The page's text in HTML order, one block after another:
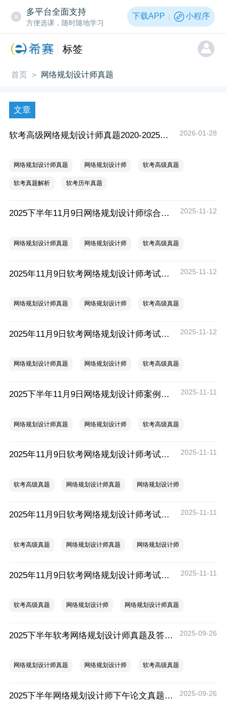
多平台全面支持
方便选课，随时随地学习
下载APP 小程序
标签
首页 > 网络规划设计师真题
文章
软考高级网络规划设计师真题2020-2025年汇总 2026-01-28
网络规划设计师真题 网络规划设计师 软考高级真题
软考真题解析 软考历年真题
2025下半年11月9日网络规划设计师综合知识真题汇总 2025-11-12
网络规划设计师真题 网络规划设计师 软考高级真题
2025年11月9日软考网络规划设计师考试《综合知识》真题（2） 2025-11-12
网络规划设计师真题 网络规划设计师 软考高级真题
2025年11月9日软考网络规划设计师考试《综合知识》真题（1） 2025-11-12
网络规划设计师真题 网络规划设计师 软考高级真题
2025下半年11月9日网络规划设计师案例分析真题汇总 2025-11-11
网络规划设计师真题 网络规划设计师 软考高级真题
2025年11月9日软考网络规划设计师考试《案例分析》真题（3） 2025-11-11
软考高级真题 网络规划设计师真题 网络规划设计师
2025年11月9日软考网络规划设计师考试《案例分析》真题（2） 2025-11-11
软考高级真题 网络规划设计师真题 网络规划设计师
2025年11月9日软考网络规划设计师考试《案例分析》真题（1） 2025-11-11
软考高级真题 网络规划设计师 网络规划设计师真题
2025下半年软考网络规划设计师真题及答案解析汇总 2025-09-26
网络规划设计师真题 网络规划设计师 软考高级真题
2025下半年网络规划设计师下午论文真题及答案（考后更新） 2025-09-26